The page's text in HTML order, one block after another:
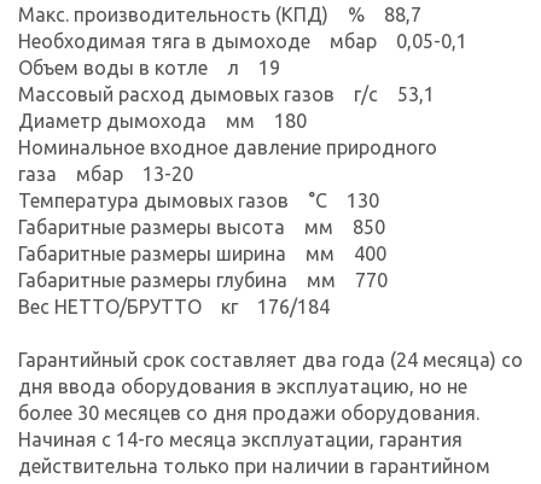
Макс. производительность (КПД) % 88,7
Необходимая тяга в дымоходе мбар 0,05-0,1
Объем воды в котле л 19
Массовый расход дымовых газов г/с 53,1
Диаметр дымохода мм 180
Номинальное входное давление природного
газа мбар 13-20
Температура дымовых газов °С 130
Габаритные размеры высота мм 850
Габаритные размеры ширина мм 400
Габаритные размеры глубина мм 770
Вес НЕТТО/БРУТТО кг 176/184
Гарантийный срок составляет два года (24 месяца) со
дня ввода оборудования в эксплуатацию, но не
более 30 месяцев со дня продажи оборудования.
Начиная с 14-го месяца эксплуатации, гарантия
действительна только при наличии в гарантийном